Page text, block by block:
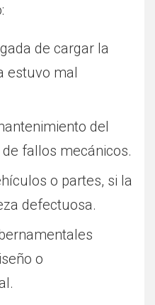
de cargar la
estuvo mal
del
fallos mecánicos.
o partes, si la
defectuosa.
o